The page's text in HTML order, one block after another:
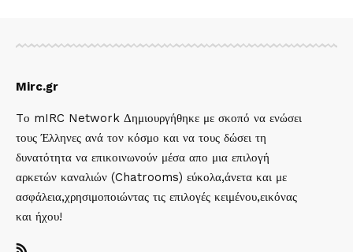
Mirc.gr
Tο mIRC Network Δημιουργήθηκε με σκοπό να ενώσει
τους Έλληνες ανά τον κόσμο και να τους δώσει τη
δυνατότητα να επικοινωνούν μέσα απο μια επιλογή
αρκετών καναλιών (Chatrooms) εύκολα,άνετα και με
ασφάλεια,χρησιμοποιώντας τις επιλογές κειμένου,εικόνας
και ήχου!